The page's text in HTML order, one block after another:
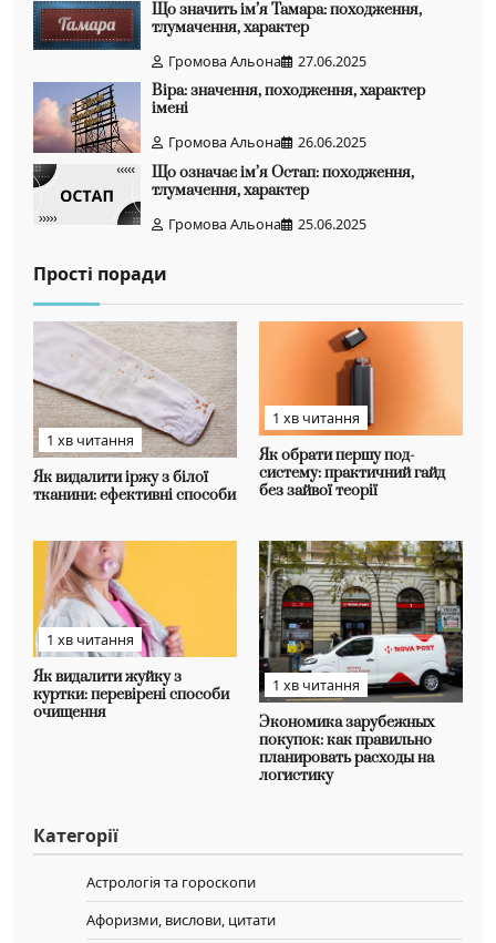
Що значить ім’я Тамара: походження,
тлумачення, характер
Громова Альона
27.06.2025
Віра: значення, походження, характер
імені
Громова Альона
26.06.2025
Що означає ім’я Остап: походження,
тлумачення, характер
Громова Альона
25.06.2025
Прості поради
1 хв читання
Як видалити іржу з білої
тканини: ефективні способи
1 хв читання
Як обрати першу под-
систему: практичний гайд
без зайвої теорії
1 хв читання
Як видалити жуйку з
куртки: перевірені способи
очищення
1 хв читання
Экономика зарубежных
покупок: как правильно
планировать расходы на
логистику
Категорії
Астрологія та гороскопи
Афоризми, вислови, цитати